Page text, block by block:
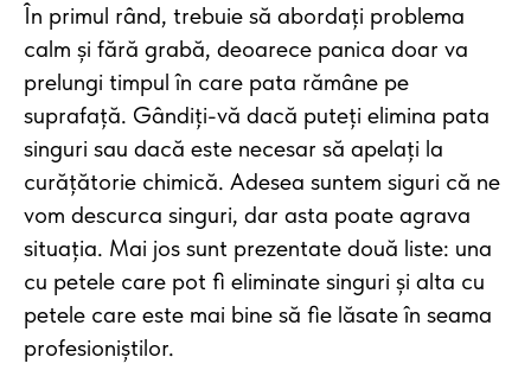
În primul rând, trebuie să abordați problema
calm și fără grabă, deoarece panica doar va
prelungi timpul în care pata rămâne pe
suprafață. Gândiți-vă dacă puteți elimina pata
singuri sau dacă este necesar să apelați la
curățătorie chimică. Adesea suntem siguri că ne
vom descurca singuri, dar asta poate agrava
situația. Mai jos sunt prezentate două liste: una
cu petele care pot fi eliminate singuri și alta cu
petele care este mai bine să fie lăsate în seama
profesioniștilor.